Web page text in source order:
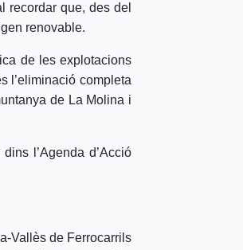
recordar que, des del
renovable.
de les explotacions
l’eliminació completa
de La Molina i
l’Agenda d’Acció
Vallès de Ferrocarrils